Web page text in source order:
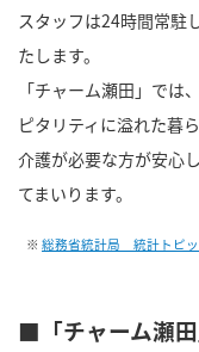
スタッフは24時間常駐
たします。
「チャーム瀬田」では
ピタリティに溢れた暮
介護が必要な方が安心
てまいります。
※ 総務省統計局 統計トピ
■ 「チャーム瀬